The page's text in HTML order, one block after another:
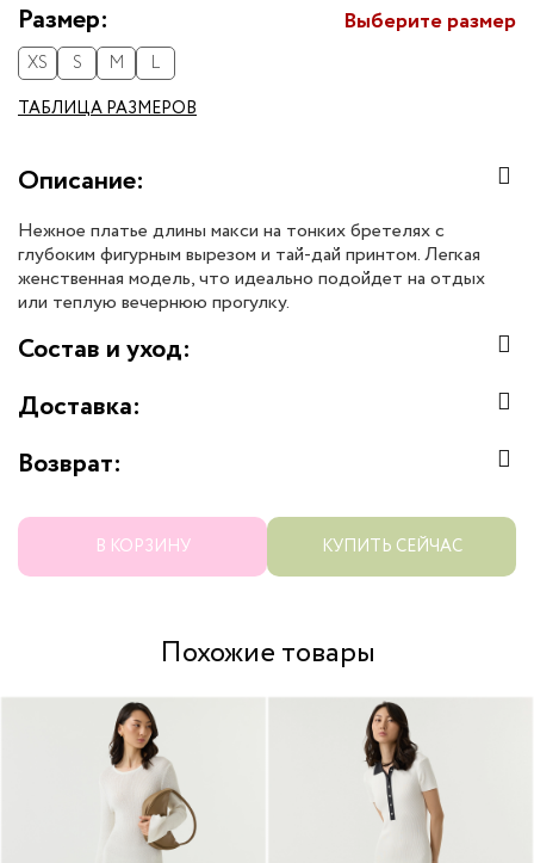
Размер:
XS S M
L
ТАБЛИЦА РАЗМЕРОВ
Выберите размер
В КОРЗИНУ КУПИТЬ СЕЙЧАС
Описание:
Нежное платье длины макси на тонких бретелях с
глубоким фигурным вырезом и тай-дай принтом. Легкая
женственная модель, что идеально подойдет на отдых
или теплую вечернюю прогулку.
Состав и уход:
Доставка:
Возврат:
Похожие товары